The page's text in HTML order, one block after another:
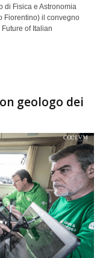
di Fisica e Astronomia
Fiorentino) il convegno
of Italian
geologo dei